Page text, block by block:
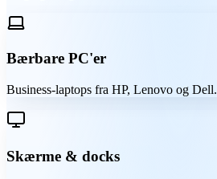
Bærbare PC'er
Business-laptops fra HP, Lenovo og Dell.
Skærme & docks